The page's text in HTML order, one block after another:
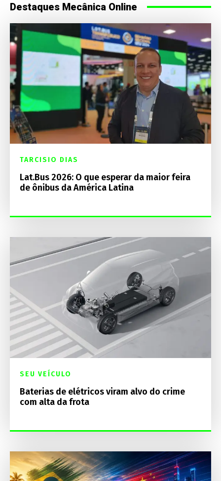
Destaques Mecânica Online
TARCISIO DIAS
Lat.Bus 2026: O que esperar da maior feira
de ônibus da América Latina
SEU VEÍCULO
Baterias de elétricos viram alvo do crime
com alta da frota